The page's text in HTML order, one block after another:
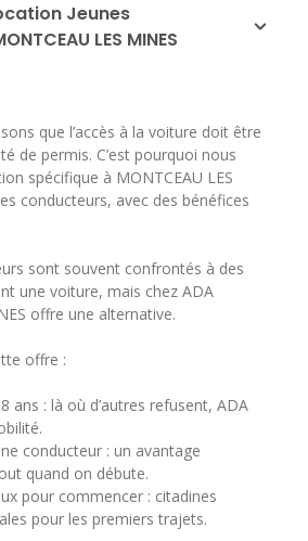
Jeunes
LES MINES
que l’accès à la voiture doit être
de permis. C’est pourquoi nous
spécifique à MONTCEAU LES
conducteurs, avec des bénéfices
sont souvent confrontés à des
une voiture, mais chez ADA
offre une alternative.
offre :
ans : là où d’autres refusent, ADA
conducteur : un avantage
quand on débute.
pour commencer : citadines
pour les premiers trajets.